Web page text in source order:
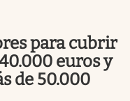
para cubrir
euros y
de 50.000